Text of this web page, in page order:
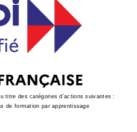
titre des catégories d’actions suivantes :
de formation par apprentissage